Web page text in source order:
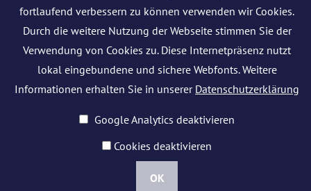
fortlaufend verbessern zu können verwenden wir Cookies.
Durch die weitere Nutzung der Webseite stimmen Sie der
Verwendung von Cookies zu. Diese Internetpräsenz nutzt
lokal eingebundene und sichere Webfonts. Weitere
Informationen erhalten Sie in unserer Datenschutzerklärung
Google Analytics deaktivieren
Cookies deaktivieren
OK